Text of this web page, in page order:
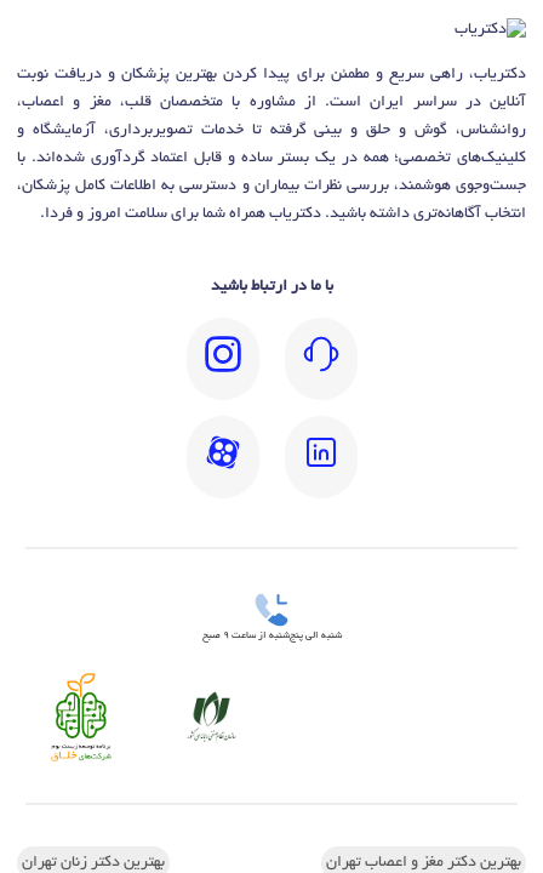
دکتریاب، راهی سریع و مطمئن برای پیدا کردن بهترین پزشکان و دریافت نوبت
آنلاین در سراسر ایران است. از مشاوره با متخصصان قلب، مغز و اعصاب،
روانشناس، گوش و حلق و بینی گرفته تا خدمات تصویربرداری، آزمایشگاه و
کلینیک‌های تخصصی؛ همه در یک بستر ساده و قابل اعتماد گردآوری شده‌اند. با
جست‌وجوی هوشمند، بررسی نظرات بیماران و دسترسی به اطلاعات کامل پزشکان،
انتخاب آگاهانه‌تری داشته باشید. دکتریاب همراه شما برای سلامت امروز و فردا.
با ما در ارتباط باشید
شنبه الی پنج‌شنبه از ساعت 9 صبح
بهترین دکتر مغز و اعصاب تهران بهترین دکتر زنان تهران